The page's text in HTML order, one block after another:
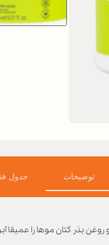
توضیحات جدول
بذر کتان موها را عمیقا